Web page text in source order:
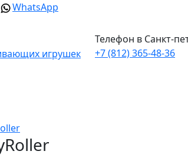
WhatsApp
игрушек
Телефон в Санкт-
+7 (812) 365-48-36